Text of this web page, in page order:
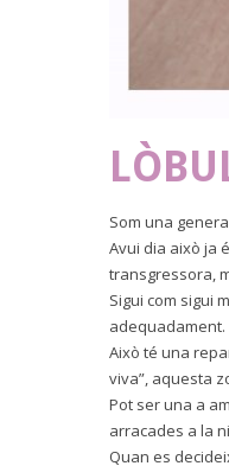
Som una
Avui dia això ja
transgressora,
Sigui com sigui
adequadament.
Això té una
viva”, aquesta
Pot ser una a
arracades a la
Quan es